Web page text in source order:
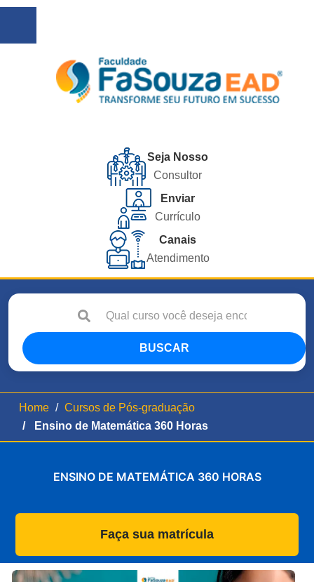
Seja Nosso
Consultor
Enviar
Currículo
Canais
Atendimento
BUSCAR
Home
Cursos de Pós-graduação
Ensino de Matemática 360 Horas
ENSINO DE MATEMÁTICA 360 HORAS
Faça sua matrícula